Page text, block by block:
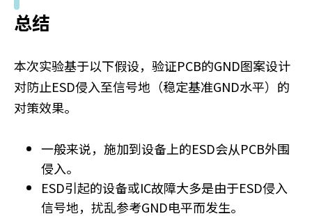
总结
本次实验基于以下假设，验证PCB的GND图案设计
对防止ESD侵入至信号地（稳定基准GND水平）的
对策效果。
一般来说，施加到设备上的ESD会从PCB外围
侵入。
ESD引起的设备或IC故障大多是由于ESD侵入
信号地，扰乱参考GND电平而发生。